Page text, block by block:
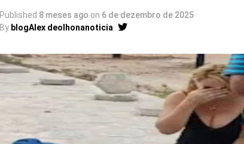
Published 8 meses ago on 6 de dezembro de 2025
By blogAlex deolhonanoticia